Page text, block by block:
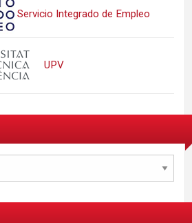
Servicio Integrado de Empleo
UPV